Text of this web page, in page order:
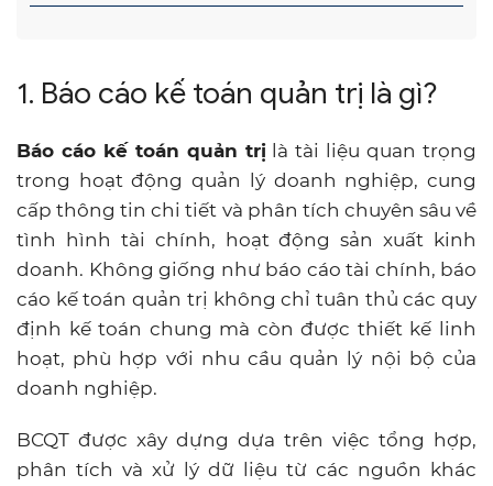
1. Báo cáo kế toán quản trị là gì?
Báo cáo kế toán quản trịlà tài liệu quan trọng
trong hoạt động quản lý doanh nghiệp, cung
cấp thông tin chi tiết và phân tích chuyên sâu về
tình hình tài chính, hoạt động sản xuất kinh
doanh. Không giống như báo cáo tài chính, báo
cáo kế toán quản trị không chỉ tuân thủ các quy
định kế toán chung mà còn được thiết kế linh
hoạt, phù hợp với nhu cầu quản lý nội bộ của
doanh nghiệp.
BCQT được xây dựng dựa trên việc tổng hợp,
phân tích và xử lý dữ liệu từ các nguồn khác